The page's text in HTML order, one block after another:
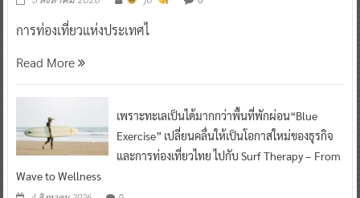
การท่องเที่ยวแห่งประเทศไ
Read More
เพราะทะเลเป็นได้มากกว่าพื้นที่พักผ่อน“Blue
Exercise” เปลี่ยนคลื่นให้เป็นโอกาสใหม่ของธุรกิจ
และการท่องเที่ยวไทย ไปกับ Surf Therapy – From
Wave to Wellness